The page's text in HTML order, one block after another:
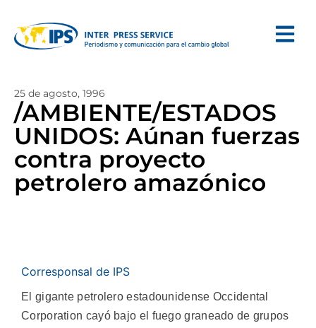
25 de agosto, 1996
/AMBIENTE/ESTADOS
UNIDOS: Aúnan fuerzas
contra proyecto
petrolero amazónico
Corresponsal de IPS
El gigante petrolero estadounidense Occidental
Corporation cayó bajo el fuego graneado de grupos